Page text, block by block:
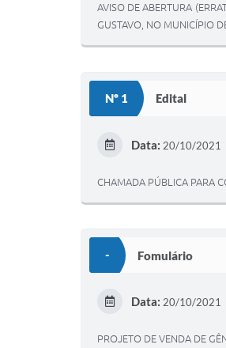
AVISO DE ABERTURA
GUSTAVO, NO MUNICÍPIO
Nº 1 Edital
Data: 20/10/2021
CHAMADA PÚBLICA PARA
- Fomulário
Data: 20/10/2021
PROJETO DE VENDA DE